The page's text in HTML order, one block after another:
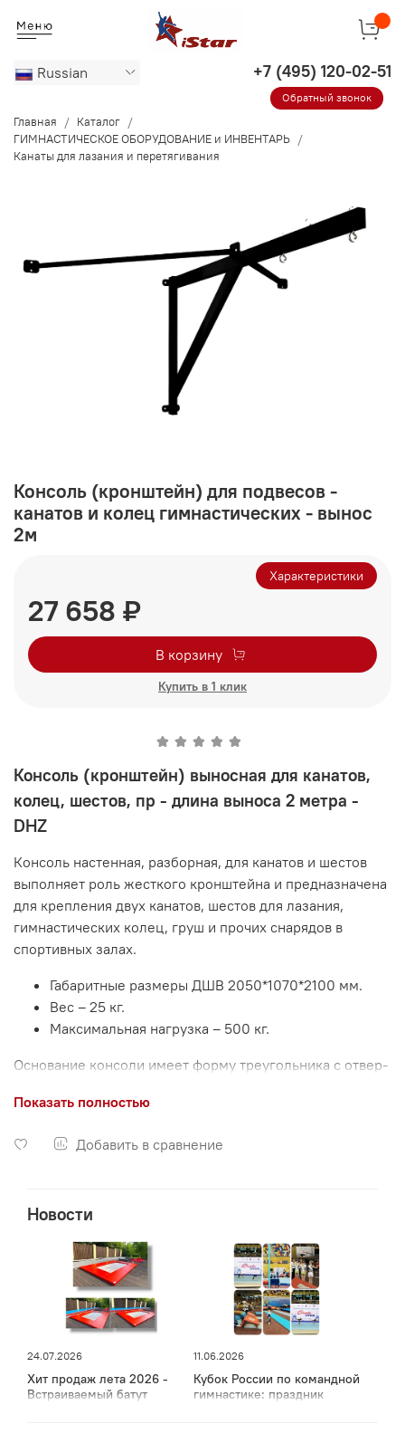
Russian
Обратный звонок
Главная
Каталог
ГИМНАСТИЧЕСКОЕ ОБОРУДОВАНИЕ и ИНВЕНТАРЬ
Канаты для лазания и перетягивания
Консоль (кронштейн) для подвесов -
канатов и колец гимнастических - вынос
2м
Добавить в сравнение
27 658 ₽
В корзину
Купить в 1 клик
Характеристики
Консоль (кронштейн) выносная для канатов,
колец, шестов, пр - длина выноса 2 метра -
DHZ
Консоль настенная, разборная, для канатов и шестов
выполняет роль жесткого кронштейна и предназначена
для крепления двух канатов, шестов для лазания,
гимнастических колец, груш и прочих снарядов в
спортивных залах.
Габаритные размеры ДШВ 2050*1070*2100 мм.
Вес – 25 кг.
Максимальная нагрузка – 500 кг.
Основание консоли имеет форму треугольника с отвер­
крепления гимнастических снарядов.
Окрашена порошковым методом в цвет графит.
Показать полностью
Новости
24.07.2026
Хит продаж лета 2026 -
Встраиваемый батут
11.06.2026
Кубок России по командной
гимнастике: праздник